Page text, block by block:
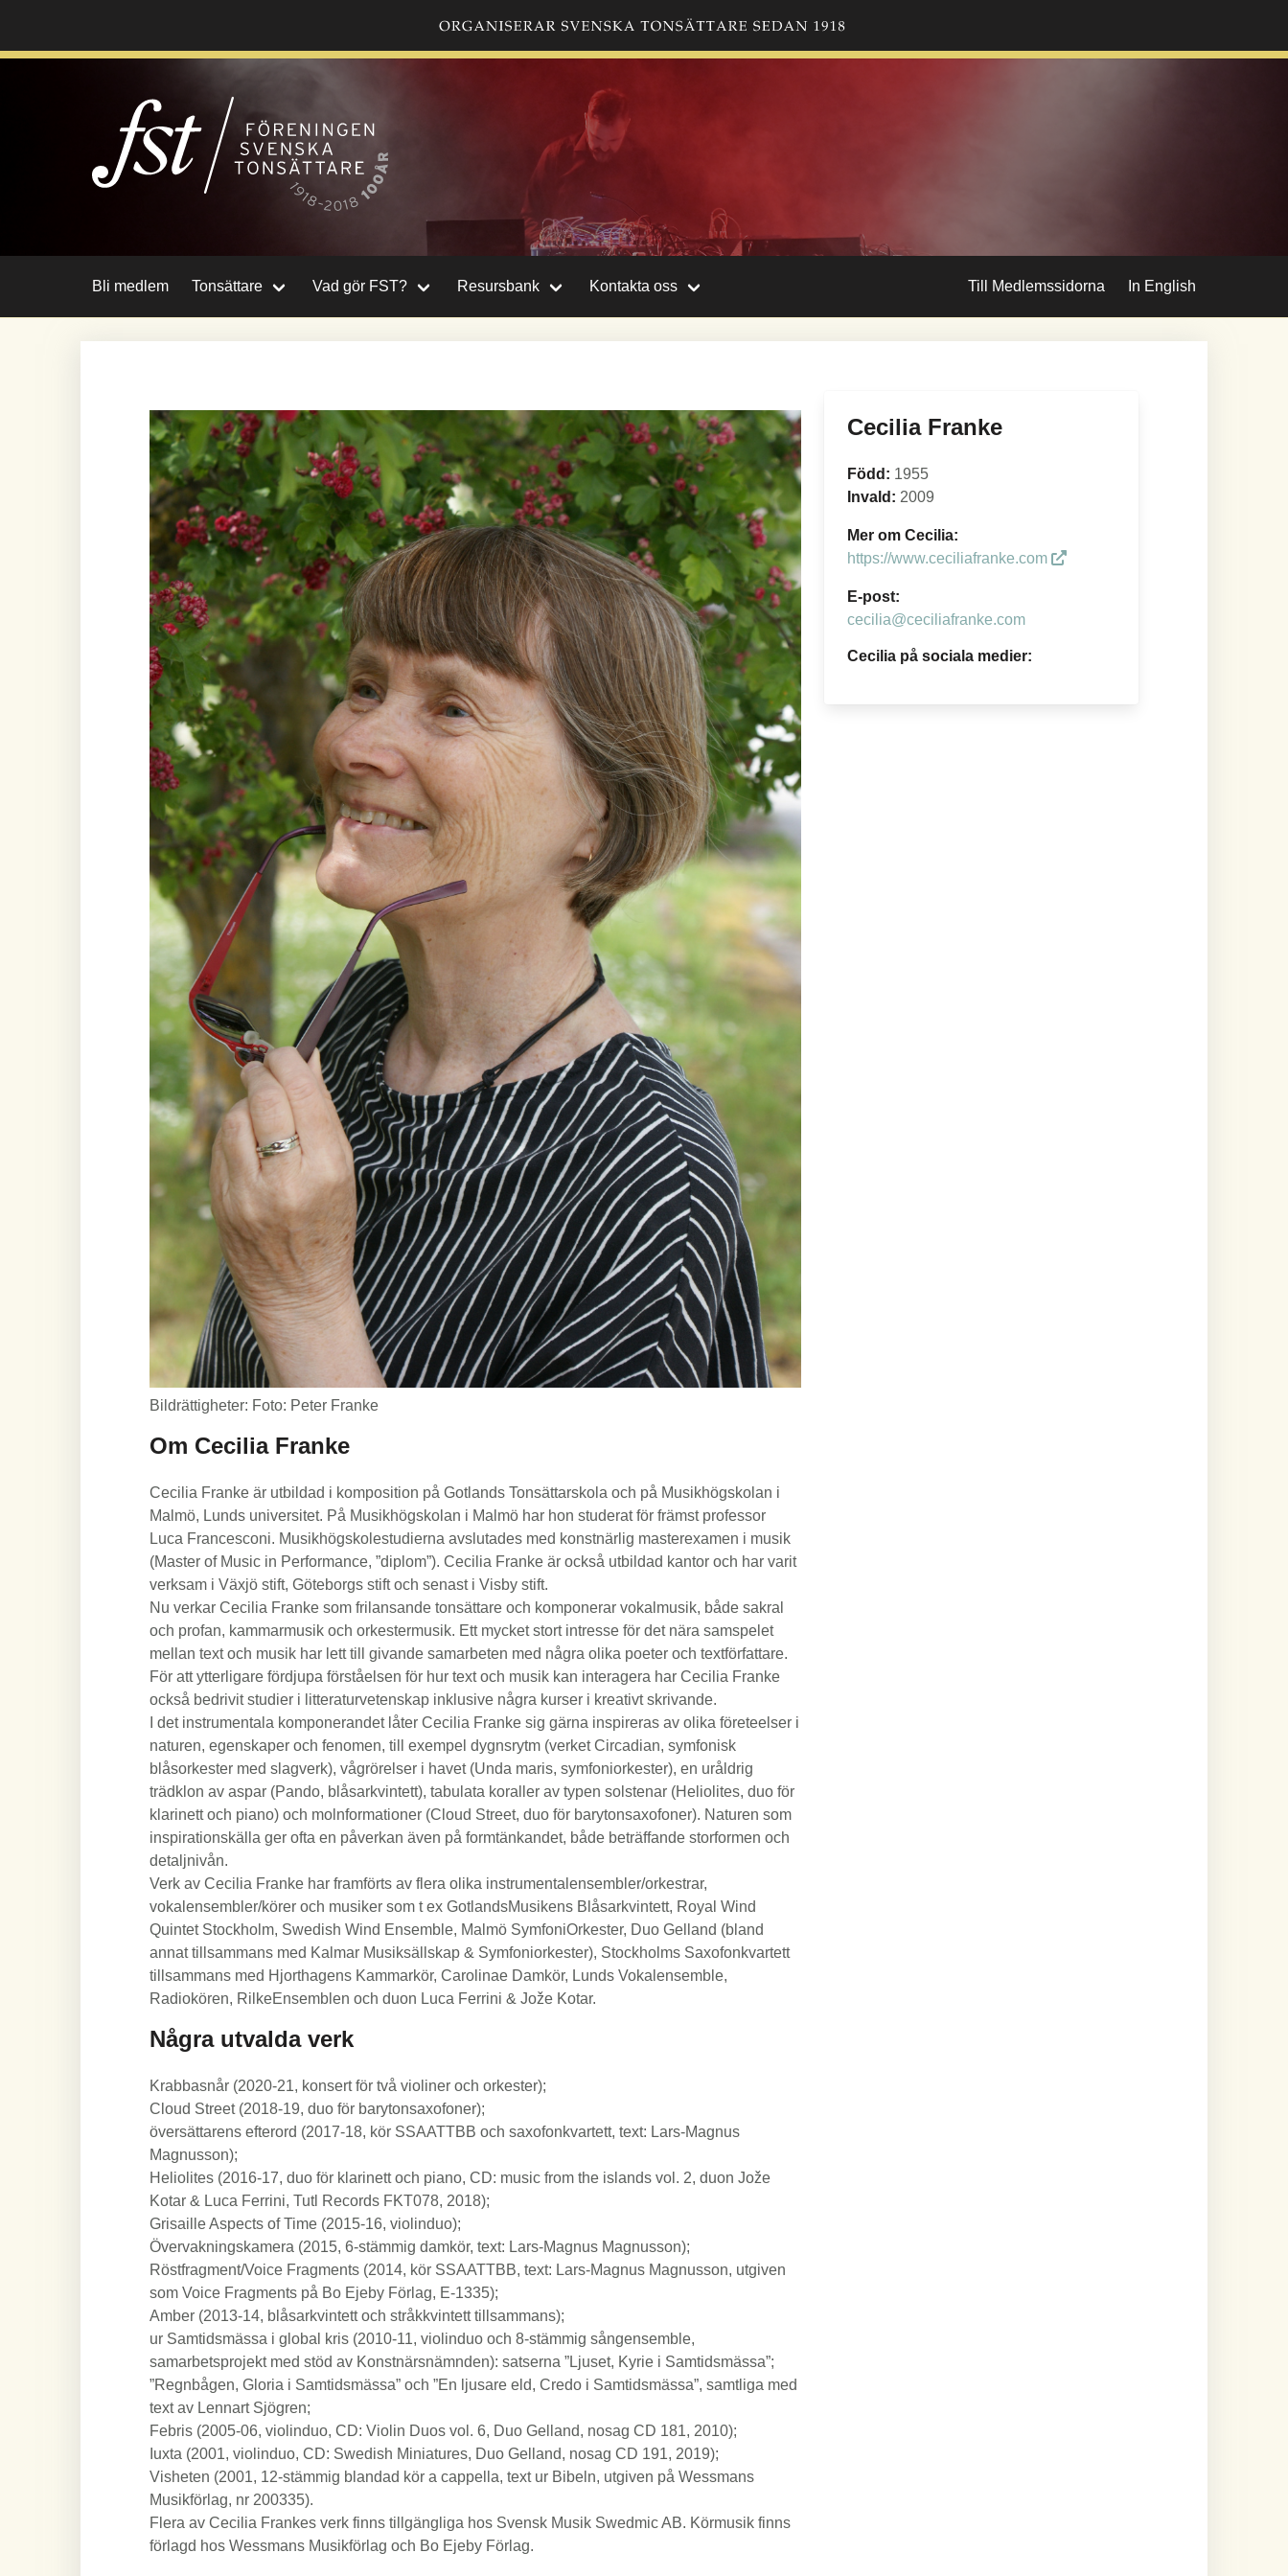
huvudinnehåll
Bli medlem Tonsättare Vad gör FST? Resursbank Kontakta oss Till Medlemssidorna In English
Bildrättigheter: Foto: Peter Franke
Om Cecilia Franke
Cecilia Franke är utbildad i komposition på Gotlands Tonsättarskola och på Musikhögskolan i
Malmö, Lunds universitet. På Musikhögskolan i Malmö har hon studerat för främst professor
Luca Francesconi. Musikhögskolestudierna avslutades med konstnärlig masterexamen i musik
(Master of Music in Performance, ”diplom”). Cecilia Franke är också utbildad kantor och har varit
verksam i Växjö stift, Göteborgs stift och senast i Visby stift.
Nu verkar Cecilia Franke som frilansande tonsättare och komponerar vokalmusik, både sakral
och profan, kammarmusik och orkestermusik. Ett mycket stort intresse för det nära samspelet
mellan text och musik har lett till givande samarbeten med några olika poeter och textförfattare.
För att ytterligare fördjupa förståelsen för hur text och musik kan interagera har Cecilia Franke
också bedrivit studier i litteraturvetenskap inklusive några kurser i kreativt skrivande.
I det instrumentala komponerandet låter Cecilia Franke sig gärna inspireras av olika företeelser i
naturen, egenskaper och fenomen, till exempel dygnsrytm (verket Circadian, symfonisk
blåsorkester med slagverk), vågrörelser i havet (Unda maris, symfoniorkester), en uråldrig
trädklon av aspar (Pando, blåsarkvintett), tabulata koraller av typen solstenar (Heliolites, duo för
klarinett och piano) och molnformationer (Cloud Street, duo för barytonsaxofoner). Naturen som
inspirationskälla ger ofta en påverkan även på formtänkandet, både beträffande storformen och
detaljnivån.
Verk av Cecilia Franke har framförts av flera olika instrumentalensembler/orkestrar,
vokalensembler/körer och musiker som t ex GotlandsMusikens Blåsarkvintett, Royal Wind
Quintet Stockholm, Swedish Wind Ensemble, Malmö SymfoniOrkester, Duo Gelland (bland
annat tillsammans med Kalmar Musiksällskap & Symfoniorkester), Stockholms Saxofonkvartett
tillsammans med Hjorthagens Kammarkör, Carolinae Damkör, Lunds Vokalensemble,
Radiokören, RilkeEnsemblen och duon Luca Ferrini & Jože Kotar.
Några utvalda verk
Krabbasnår (2020-21, konsert för två violiner och orkester);
Cloud Street (2018-19, duo för barytonsaxofoner);
översättarens efterord (2017-18, kör SSAATTBB och saxofonkvartett, text: Lars-Magnus
Magnusson);
Heliolites (2016-17, duo för klarinett och piano, CD: music from the islands vol. 2, duon Jože
Kotar & Luca Ferrini, Tutl Records FKT078, 2018);
Grisaille Aspects of Time (2015-16, violinduo);
Övervakningskamera (2015, 6-stämmig damkör, text: Lars-Magnus Magnusson);
Röstfragment/Voice Fragments (2014, kör SSAATTBB, text: Lars-Magnus Magnusson, utgiven
som Voice Fragments på Bo Ejeby Förlag, E-1335);
Amber (2013-14, blåsarkvintett och stråkkvintett tillsammans);
ur Samtidsmässa i global kris (2010-11, violinduo och 8-stämmig sångensemble,
samarbetsprojekt med stöd av Konstnärsnämnden): satserna ”Ljuset, Kyrie i Samtidsmässa”;
”Regnbågen, Gloria i Samtidsmässa” och ”En ljusare eld, Credo i Samtidsmässa”, samtliga med
text av Lennart Sjögren;
Febris (2005-06, violinduo, CD: Violin Duos vol. 6, Duo Gelland, nosag CD 181, 2010);
Iuxta (2001, violinduo, CD: Swedish Miniatures, Duo Gelland, nosag CD 191, 2019);
Visheten (2001, 12-stämmig blandad kör a cappella, text ur Bibeln, utgiven på Wessmans
Musikförlag, nr 200335).
Flera av Cecilia Frankes verk finns tillgängliga hos Svensk Musik Swedmic AB. Körmusik finns
förlagd hos Wessmans Musikförlag och Bo Ejeby Förlag.
Cecilia Franke
Född: 1955
Invald: 2009
Mer om Cecilia:
https://www.ceciliafranke.com
E-post:
cecilia@ceciliafranke.com
Cecilia på sociala medier: